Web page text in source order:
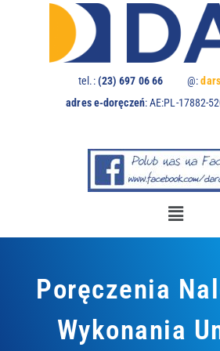
tel.:(23) 697 06 66@:
adres e-doręczeń:AE:PL-17882-
Poręczenia
Wykonania